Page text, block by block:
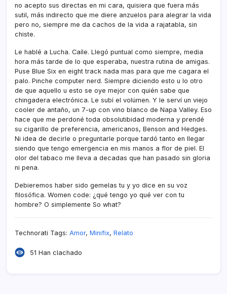
no acepto sus directas en mi cara, quisiera que fuera más
sutil, más indirecto que me diere anzuelos para alegrar la vida
pero no, siempre me da cachos de la vida a rajatabla, sin
chiste.
Le hablé a Lucha. Caí­le. Llegó puntual como siempre, media
hora más tarde de lo que esperaba, nuestra rutina de amigas.
Puse Blue Six en eight track nada mas para que me cagara el
palo. Pinche computer nerd. Siempre diciendo esto u lo otro
de que aquello u esto se oye mejor con quién sabe que
chingadera electrónica. Le subí­ el volúmen. Y le serví­ un viejo
cooler de antaño, un 7-up con vino blanco de Napa Valley. Eso
hace que me perdoné toda obsolutibidad moderna y prendé
su cigarillo de preferencia, americanos, Benson and Hedges.
Ni idea de decirle o preguntarle porque tardó tanto en llegar
siendo que tengo emergencia en mis manos a flor de piel. El
olor del tabaco me lleva a decadas que han pasado sin gloria
ni pena.
Debieremos haber sido gemelas tu y yo dice en su voz
filosófica. Women code: ¿qué tengo yo qué ver con tu
hombre? O simplemente So what?
Technorati Tags: Amor, Minifix, Relato
51 Han clachado